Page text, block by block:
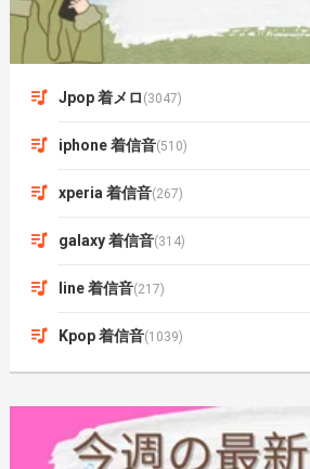
Jpop 着メロ (3047)
iphone 着信音(510)
xperia 着信音(267)
galaxy 着信音(314)
line 着信音(217)
Kpop 着信音(1039)